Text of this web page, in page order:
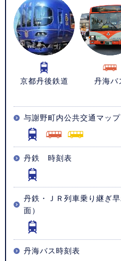
京都丹後鉄道 丹海バ
与謝野町内公共交通マップ
丹鉄 時刻表
丹鉄・ＪＲ列車乗り継ぎ
面）
丹海バス時刻表